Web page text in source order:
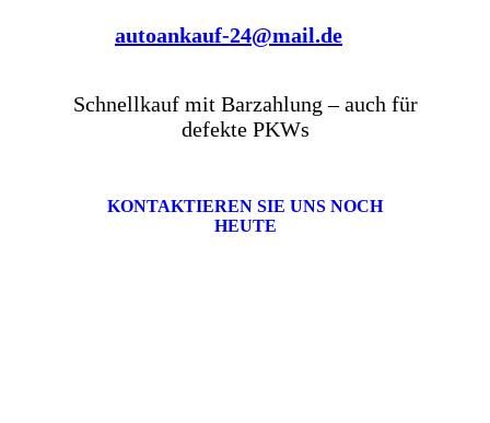
autoankauf-24@mail.de
Schnellkauf mit Barzahlung – auch für
defekte PKWs
KONTAKTIEREN SIE UNS NOCH
HEUTE